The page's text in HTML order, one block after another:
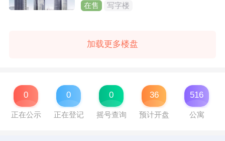
在售 写字楼
加载更多楼盘
0
正在公示
0
正在登记
0
摇号查询
36
预计开盘
516
公寓